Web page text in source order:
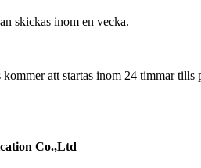
skickas inom en vecka.
kommer att startas inom 24 timmar
Co.,Ltd